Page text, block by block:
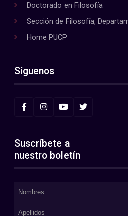
Doctorado en Filosofía
Sección de Filosofía,
Home PUCP
Síguenos
Suscríbete a
nuestro boletín